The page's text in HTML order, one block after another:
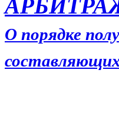
О порядке